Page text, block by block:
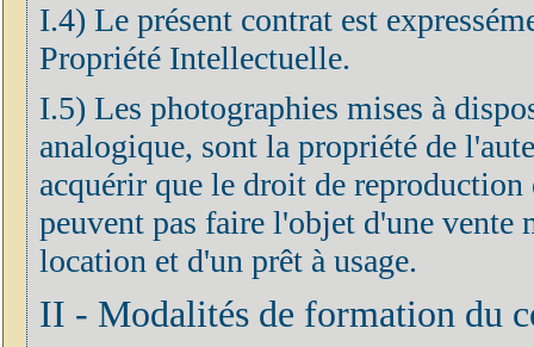
I.4) Le présent contrat est
Propriété Intellectuelle.
I.5) Les photographies mises à
analogique, sont la propriété de
acquérir que le droit de
peuvent pas faire l'objet d'une vente
location et d'un prêt à usage.
II - Modalités de formation du